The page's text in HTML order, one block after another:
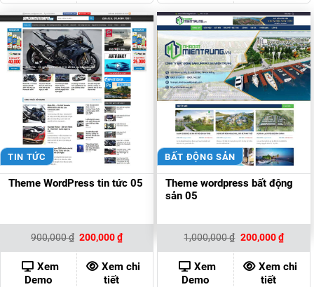
TIN TỨC
Theme WordPress tin tức 05
900,000₫ Giá
là:
900,000 ₫.
200,000₫Giá
hiện
tại
là:
200,000 ₫.
Xem
Demo
Xem chi
tiết
BẤT ĐỘNG SẢN
Theme wordpress bất động
sản 05
1,000,000₫ Giá
là:
1,000,000 ₫.
200,000₫Giá
hiện
tại
là:
Xem
Demo
Xem chi
tiết